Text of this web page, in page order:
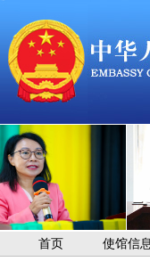
首页 使馆信